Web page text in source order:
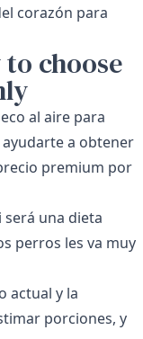
corazón para
choose
al aire para
a obtener
premium por
será una dieta
perros les va muy
actual y la
porciones, y